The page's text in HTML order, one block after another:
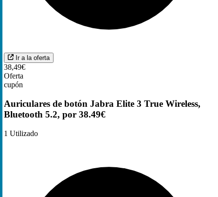
Ir a la oferta
38,49€
Oferta
cupón
Auriculares de botón Jabra Elite 3 True Wireless,
Bluetooth 5.2, por 38.49€
1 Utilizado